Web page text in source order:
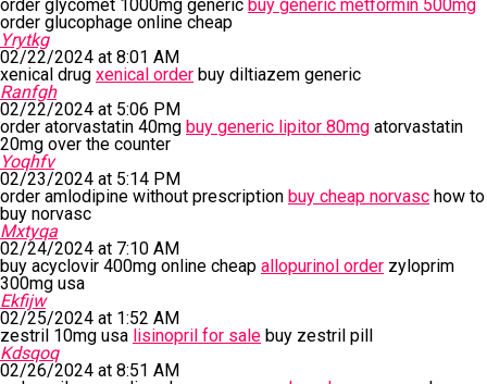
order glycomet 1000mg generic buy generic metformin 500mg
order glucophage online cheap
Yrytkg
02/22/2024 at 8:01 AM
xenical drug xenical order buy diltiazem generic
Ranfgh
02/22/2024 at 5:06 PM
order atorvastatin 40mg buy generic lipitor 80mg atorvastatin
20mg over the counter
Yoqhfv
02/23/2024 at 5:14 PM
order amlodipine without prescription buy cheap norvasc how to
buy norvasc
Mxtyqa
02/24/2024 at 7:10 AM
buy acyclovir 400mg online cheap allopurinol order zyloprim
300mg usa
Ekfijw
02/25/2024 at 1:52 AM
zestril 10mg usa lisinopril for sale buy zestril pill
Kdsqoq
02/26/2024 at 8:51 AM